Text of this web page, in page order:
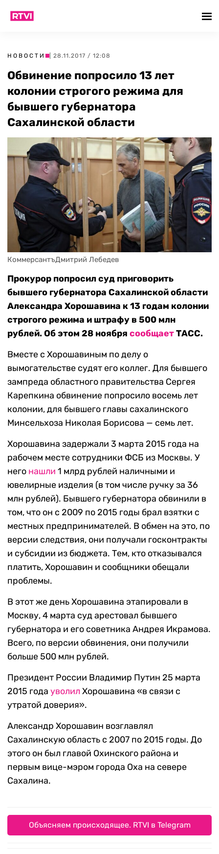
НОВОСТИ | 28.11.2017 / 12:08
Обвинение попросило 13 лет
колонии строгого режима для
бывшего губернатора
Сахалинской области
КоммерсантъДмитрий Лебедев
Прокурор попросил суд приговорить
бывшего губернатора Сахалинской области
Александра Хорошавина к 13 годам колонии
строгого режима и штрафу в 500 млн
рублей. Об этом 28 ноября сообщаетТАСС.
Вместе с Хорошавиным по делу о
вымогательстве судят его коллег. Для бывшего
зампреда областного правительства Сергея
Карепкина обвинение попросило восемь лет
колонии, для бывшего главы сахалинского
Минсельхоза Николая Борисова — семь лет.
Хорошавина задержали 3 марта 2015 года на
рабочем месте сотрудники ФСБ из Москвы. У
него нашли 1 млрд рублей наличными и
ювелирные изделия (в том числе ручку за 36
млн рублей). Бывшего губернатора обвинили в
том, что он с 2009 по 2015 годы брал взятки с
местных предпринимателей. В обмен на это, по
версии следствия, они получали госконтракты
и субсидии из бюджета. Тем, кто отказывался
платить, Хорошавин и сообщники обещали
проблемы.
В этот же день Хорошавина этапировали в
Москву, 4 марта суд арестовал бывшего
губернатора и его советника Андрея Икрамова.
Всего, по версии обвинения, они получили
больше 500 млн рублей.
Президент России Владимир Путин 25 марта
2015 года уволил Хорошавина «в связи с
утратой доверия».
Александр Хорошавин возглавлял
Сахалинскую область с 2007 по 2015 годы. До
этого он был главой Охинского района и
первым вице-мэром города Оха на севере
Сахалина.
Объясняем происходящее. RTVI в Telegram